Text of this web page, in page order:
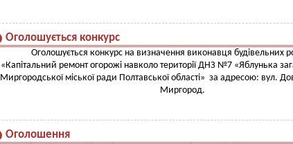
Оголошується конкурс
Оголошується конкурс на визначення виконавця будівельних
«Капітальний ремонт огорожі навколо території ДНЗ №7 «Яблунька
Миргородської міської ради Полтавської області» за адресою: вул.
Миргород.
Оголошення